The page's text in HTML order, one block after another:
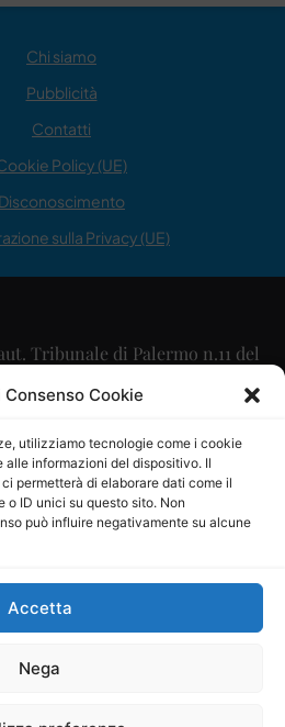
Cookie
utilizziamo tecnologie come i cookie
informazioni del dispositivo. Il
permetterà di elaborare dati come il
ID unici su questo sito. Non
può influire negativamente su alcune
Accetta
Nega
Chi siamo
Pubblicità
Contatti
Policy (UE)
Disconoscimento
sulla Privacy (UE)
Tribunale di Palermo n.11 del
09/2015
Maurizio Scaglione
Maria Calabrese
06334930820
Società Cooperativa a r.l. è
Operatori di Comunicazione al